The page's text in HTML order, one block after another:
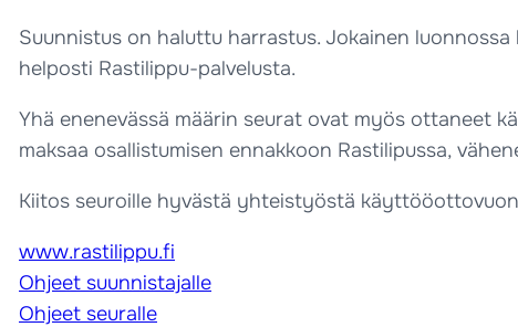
Suunnistus on haluttu harrastus. Jokainen
helposti Rastilippu-palvelusta.
Yhä enenevässä määrin seurat ovat myös ottaneet
maksaa osallistumisen ennakkoon Rastilipussa,
Kiitos seuroille hyvästä yhteistyöstä
www.rastilippu.fi
Ohjeet suunnistajalle
Ohjeet seuralle